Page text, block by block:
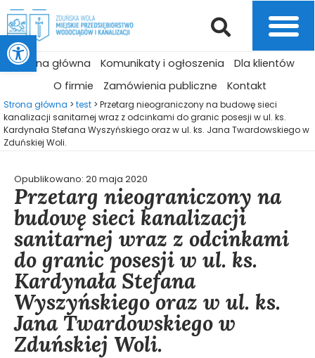
Otwórz pasek narzędzi
Strona główna Komunikaty i ogłoszenia
Dla klientów
O firmie
Zamówienia publiczne Kontakt
Strona główna > test > Przetarg nieograniczony na budowę sieci
kanalizacji sanitarnej wraz z odcinkami do granic posesji w ul. ks.
Kardynała Stefana Wyszyńskiego oraz w ul. ks. Jana Twardowskiego w
Zduńskiej Woli.
Opublikowano: 20 maja 2020
Przetarg nieograniczony na
budowę sieci kanalizacji
sanitarnej wraz z odcinkami
do granic posesji w ul. ks.
Kardynała Stefana
Wyszyńskiego oraz w ul. ks.
Jana Twardowskiego w
Zduńskiej Woli.